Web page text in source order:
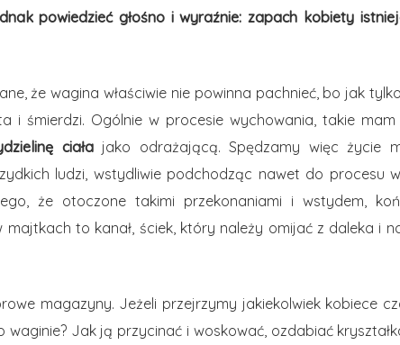
powiedzieć głośno i wyraźnie: zapach kobiety
że wagina właściwie nie powinna pachnieć, bo jak
i śmierdzi. Ogólnie w procesie wychowania, takie mam
ciałajako odrażającą. Spędzamy więc życie
ludzi, wstydliwie podchodząc nawet do procesu
że otoczone takimi przekonaniami i wstydem,
to kanał, ściek, który należy omijać z daleka i
magazyny. Jeżeli przejrzymy jakiekolwiek kobiece
Jak ją przycinać i woskować, ozdabiać